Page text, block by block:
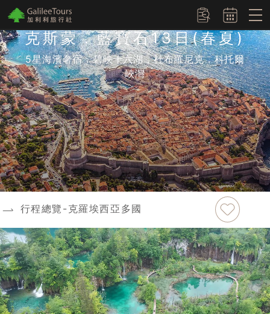
logo 訂單查詢
克斯蒙．藍寶石13日(春夏)
5星海濱奢宿．碧映十六湖．杜布羅尼克．科托爾
峽灣
行程總覽-克羅埃西亞多國 加入最愛